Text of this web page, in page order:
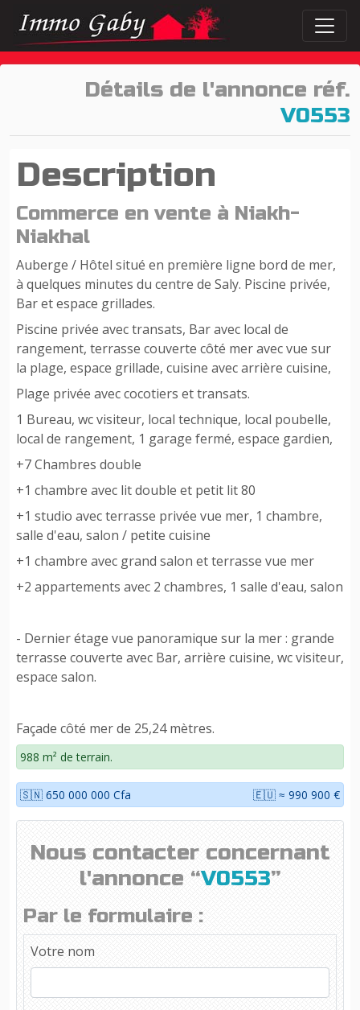
Détails de l'annonce réf.
V0553
Description
Commerce en vente à Niakh-
Niakhal
Auberge / Hôtel situé en première ligne bord de mer,
à quelques minutes du centre de Saly. Piscine privée,
Bar et espace grillades.
Piscine privée avec transats, Bar avec local de
rangement, terrasse couverte côté mer avec vue sur
la plage, espace grillade, cuisine avec arrière cuisine,
Plage privée avec cocotiers et transats.
1 Bureau, wc visiteur, local technique, local poubelle,
local de rangement, 1 garage fermé, espace gardien,
+7 Chambres double
+1 chambre avec lit double et petit lit 80
+1 studio avec terrasse privée vue mer, 1 chambre,
salle d'eau, salon / petite cuisine
+1 chambre avec grand salon et terrasse vue mer
+2 appartements avec 2 chambres, 1 salle d'eau, salon
- Dernier étage vue panoramique sur la mer : grande
terrasse couverte avec Bar, arrière cuisine, wc visiteur,
espace salon.
Façade côté mer de 25,24 mètres.
988 m² de terrain.
🇸🇳 650 000 000 Cfa 🇪🇺 ≈ 990 900 €
Nous contacter concernant
l'annonce “V0553”
Par le formulaire :
Votre nom